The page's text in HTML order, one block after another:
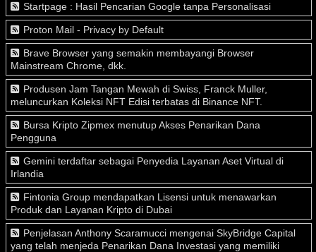
Startpage : Hasil Pencarian Google tanpa Personalisasi
Proton Mail - Privacy by Default
Brave Browser yang semakin membayangi Browser
Mainstream Chrome, dkk.
Produsen Jam Tangan Mewah di Swiss, Franck Muller,
meluncurkan Koleksi NFT Edisi terbatas di Binance NFT.
Bursa Kripto Zipmex menutup Akses Penarikan Dana
Pengguna
Gemini terdaftar sebagai Penyedia Layanan Aset Virtual di
Irlandia
Fintonia Group mendapatkan Lisensi untuk menawarkan
Produk dan Layanan Kripto di Dubai
Penjelasan Anthony Scaramucci mengenai SkyBridge Capital
yang telah menjeda Penarikan Dana Investasi yang memiliki